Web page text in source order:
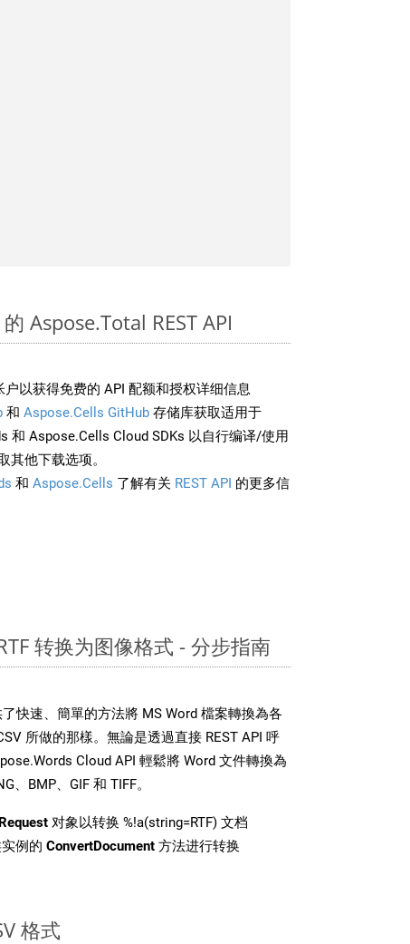
Aspose.Total REST API
户以获得免费的 API 配额和授权详细信息
和 Aspose.Cells GitHub 存储库获取适用于
和 Aspose.Cells Cloud SDKs 以自行编译/使用
其他下载选项。
和 Aspose.Cells 了解有关 REST API 的更多信
转换为图像格式 - 分步指南
快速、簡單的方法將 MS Word 檔案轉換為各
所做的那樣。無論是透過直接 REST API 呼
Cloud API 輕鬆將 Word 文件轉換為
、BMP、GIF 和 TIFF。
对象以转换 %!a(string=RTF) 文档
例的 ConvertDocument 方法进行转换
格式